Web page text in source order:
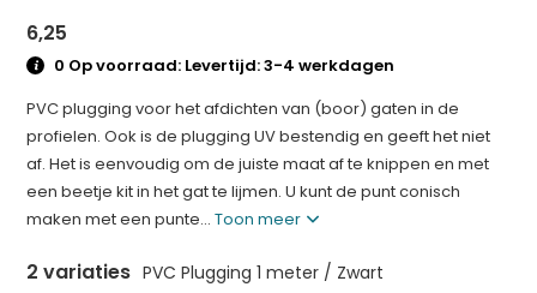
6,25
0 Op voorraad: Levertijd: 3-4 werkdagen
PVC plugging voor het afdichten van (boor) gaten in de
profielen. Ook is de plugging UV bestendig en geeft het niet
af. Het is eenvoudig om de juiste maat af te knippen en met
een beetje kit in het gat te lijmen. U kunt de punt conisch
maken met een punte...Toon meer
2 variaties PVC Plugging 1 meter / Zwart